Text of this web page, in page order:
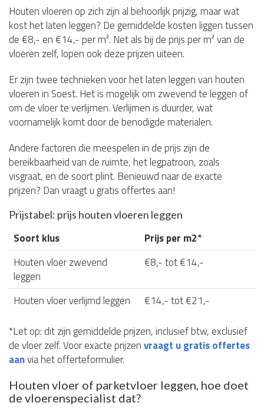
Houten vloeren op zich zijn al behoorlijk prijzig, maar wat
kost het laten leggen? De gemiddelde kosten liggen tussen
de €8,- en €14,- per m². Net als bij de prijs per m² van de
vloeren zelf, lopen ook deze prijzen uiteen.
Er zijn twee technieken voor het laten leggen van houten
vloeren in Soest. Het is mogelijk om zwevend te leggen of
om de vloer te verlijmen. Verlijmen is duurder, wat
voornamelijk komt door de benodigde materialen.
Andere factoren die meespelen in de prijs zijn de
bereikbaarheid van de ruimte, het legpatroon, zoals
visgraat, en de soort plint. Benieuwd naar de exacte
prijzen? Dan vraagt u gratis offertes aan!
Prijstabel: prijs houten vloeren leggen
Soort klus
Prijs per m2*
Houten vloer zwevend
leggen
€8,- tot €14,-
Houten vloer verlijmd leggen
€14,- tot €21,-
*Let op: dit zijn gemiddelde prijzen, inclusief btw, exclusief
de vloer zelf. Voor exacte prijzenvraagt u gratis offertes
aanvia het offerteformulier.
Houten vloer of parketvloer leggen, hoe doet
de vloerenspecialist dat?